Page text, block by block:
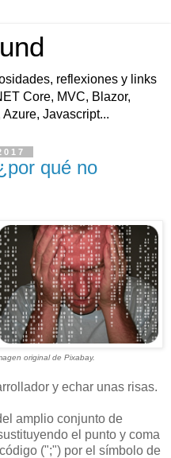
reflexiones y links
Core, MVC, Blazor,
Javascript...
qué no
original de Pixabay.
y echar unas risas.
amplio conjunto de
el punto y coma
(";") por el símbolo de